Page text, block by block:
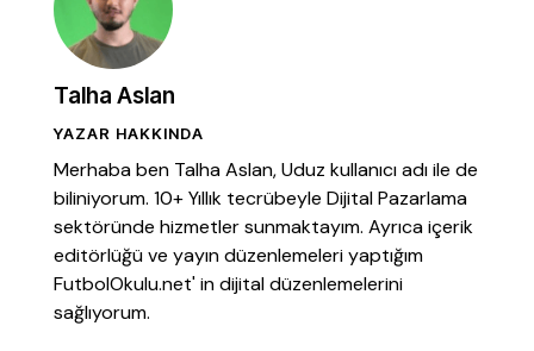
Talha Aslan
YAZAR HAKKINDA
Merhaba ben Talha Aslan, Uduz kullanıcı adı ile de
biliniyorum. 10+ Yıllık tecrübeyle Dijital Pazarlama
sektöründe hizmetler sunmaktayım. Ayrıca içerik
editörlüğü ve yayın düzenlemeleri yaptığım
FutbolOkulu.net' in dijital düzenlemelerini
sağlıyorum.